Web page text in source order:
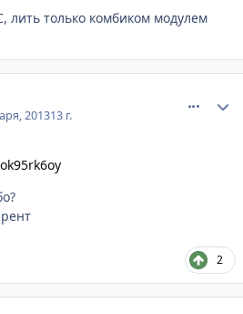
только комбиком модулем
201313 г.
2